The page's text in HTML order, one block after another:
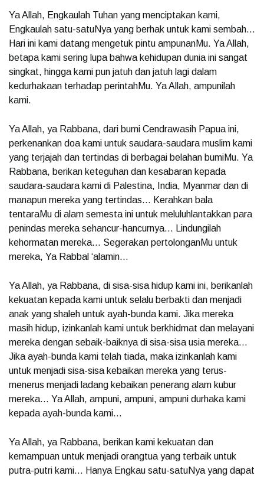
Ya Allah, Engkaulah Tuhan yang menciptakan kami,
Engkaulah satu-satuNya yang berhak untuk kami sembah…
Hari ini kami datang mengetuk pintu ampunanMu. Ya Allah,
betapa kami sering lupa bahwa kehidupan dunia ini sangat
singkat, hingga kami pun jatuh dan jatuh lagi dalam
kedurhakaan terhadap perintahMu. Ya Allah, ampunilah
kami.
Ya Allah, ya Rabbana, dari bumi Cendrawasih Papua ini,
perkenankan doa kami untuk saudara-saudara muslim kami
yang terjajah dan tertindas di berbagai belahan bumiMu. Ya
Rabbana, berikan keteguhan dan kesabaran kepada
saudara-saudara kami di Palestina, India, Myanmar dan di
manapun mereka yang tertindas… Kerahkan bala
tentaraMu di alam semesta ini untuk meluluhlantakkan para
penindas mereka sehancur-hancurnya… Lindungilah
kehormatan mereka… Segerakan pertolonganMu untuk
mereka, Ya Rabbal ‘alamin…
Ya Allah, ya Rabbana, di sisa-sisa hidup kami ini, berikanlah
kekuatan kepada kami untuk selalu berbakti dan menjadi
anak yang shaleh untuk ayah-bunda kami. Jika mereka
masih hidup, izinkanlah kami untuk berkhidmat dan melayani
mereka dengan sebaik-baiknya di sisa-sisa usia mereka…
Jika ayah-bunda kami telah tiada, maka izinkanlah kami
untuk menjadi sisa-sisa kebaikan mereka yang terus-
menerus menjadi ladang kebaikan penerang alam kubur
mereka… Ya Allah, ampuni, ampuni, ampuni durhaka kami
kepada ayah-bunda kami…
Ya Allah, ya Rabbana, berikan kami kekuatan dan
kemampuan untuk menjadi orangtua yang terbaik untuk
putra-putri kami… Hanya Engkau satu-satuNya yang dapat